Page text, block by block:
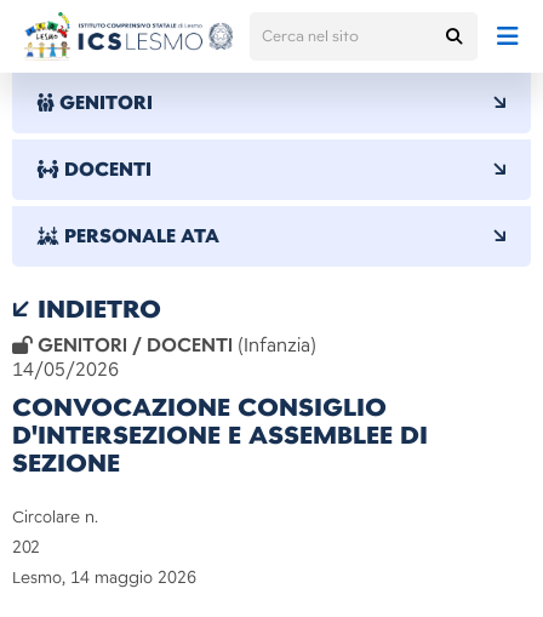
GENITORI
DOCENTI
PERSONALE ATA
INDIETRO
GENITORI / DOCENTI (Infanzia)
14/05/2026
CONVOCAZIONE CONSIGLIO
D'INTERSEZIONE E ASSEMBLEE DI
SEZIONE
Circolare n.
202
Lesmo, 14 maggio 2026